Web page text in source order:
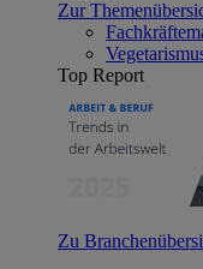
Zur
Top Report
Zu